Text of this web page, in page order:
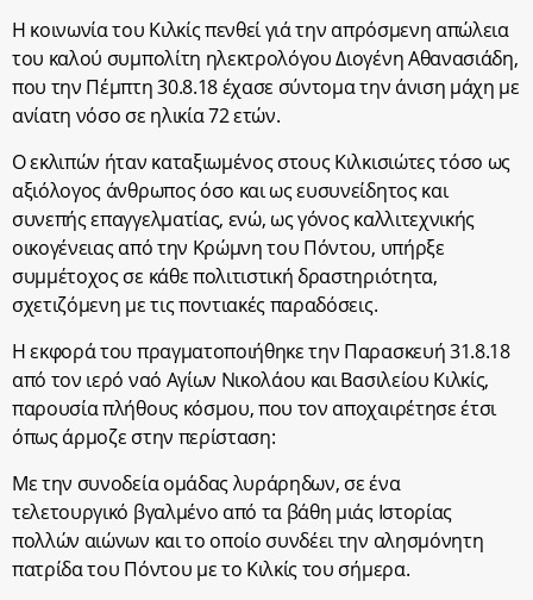
Η κοινωνία του Κιλκίς πενθεί γιά την απρόσμενη απώλεια
του καλού συμπολίτη ηλεκτρολόγου Διογένη Αθανασιάδη,
που την Πέμπτη 30.8.18 έχασε σύντομα την άνιση μάχη με
ανίατη νόσο σε ηλικία 72 ετών.
Ο εκλιπών ήταν καταξιωμένος στους Κιλκισιώτες τόσο ως
αξιόλογος άνθρωπος όσο και ως ευσυνείδητος και
συνεπής επαγγελματίας, ενώ, ως γόνος καλλιτεχνικής
οικογένειας από την Κρώμνη του Πόντου, υπήρξε
συμμέτοχος σε κάθε πολιτιστική δραστηριότητα,
σχετιζόμενη με τις ποντιακές παραδόσεις.
Η εκφορά του πραγματοποιήθηκε την Παρασκευή 31.8.18
από τον ιερό ναό Αγίων Νικολάου και Βασιλείου Κιλκίς,
παρουσία πλήθους κόσμου, που τον αποχαιρέτησε έτσι
όπως άρμοζε στην περίσταση:
Με την συνοδεία ομάδας λυράρηδων, σε ένα
τελετουργικό βγαλμένο από τα βάθη μιάς Ιστορίας
πολλών αιώνων και το οποίο συνδέει την αλησμόνητη
πατρίδα του Πόντου με το Κιλκίς του σήμερα.